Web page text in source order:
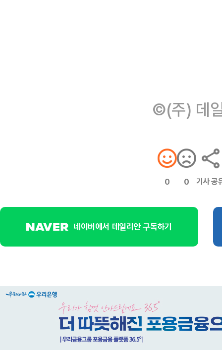
©(주) 데
0 0 기사 공
네이버에서 데일리안 구독하기